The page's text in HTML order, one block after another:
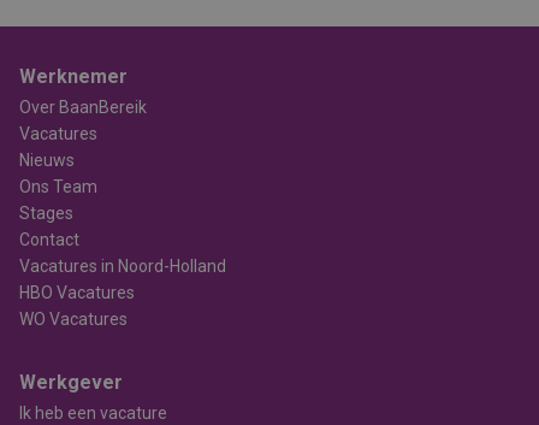
Werknemer
Over BaanBereik
Vacatures
Nieuws
Ons Team
Stages
Contact
Vacatures in Noord-Holland
HBO Vacatures
WO Vacatures
Werkgever
Ik heb een vacature